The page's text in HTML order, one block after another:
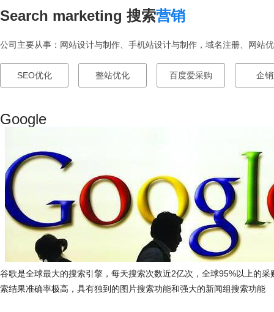
Search marketing 搜索营销
公司主要从事：网站设计与制作、手机站设计与制作，域名注册、网站
SEO优化 整站优化 百度爱采购 企
Google
谷歌是全球最大的搜索引擎，每天搜索次数近2亿次，全球95%以上的
索结果准确率极高，具有独到的图片搜索功能和强大的新闻组搜索功能